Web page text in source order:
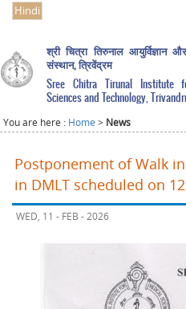
Hindi
श्री चित्रा तिरुनाल आयुर्विज्ञान और
संस्थान, त्रिवेंद्रम
Sree Chitra Tirunal Institute
Sciences and Technology,
You are here : Home > News
Postponement of Walk
in DMLT scheduled on
WED, 11 - FEB - 2026